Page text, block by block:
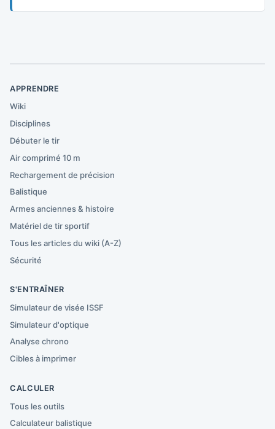
APPRENDRE
Wiki
Disciplines
Débuter le tir
Air comprimé 10 m
Rechargement de précision
Balistique
Armes anciennes & histoire
Matériel de tir sportif
Tous les articles du wiki (A-Z)
Sécurité
S'ENTRAÎNER
Simulateur de visée ISSF
Simulateur d'optique
Analyse chrono
Cibles à imprimer
CALCULER
Tous les outils
Calculateur balistique